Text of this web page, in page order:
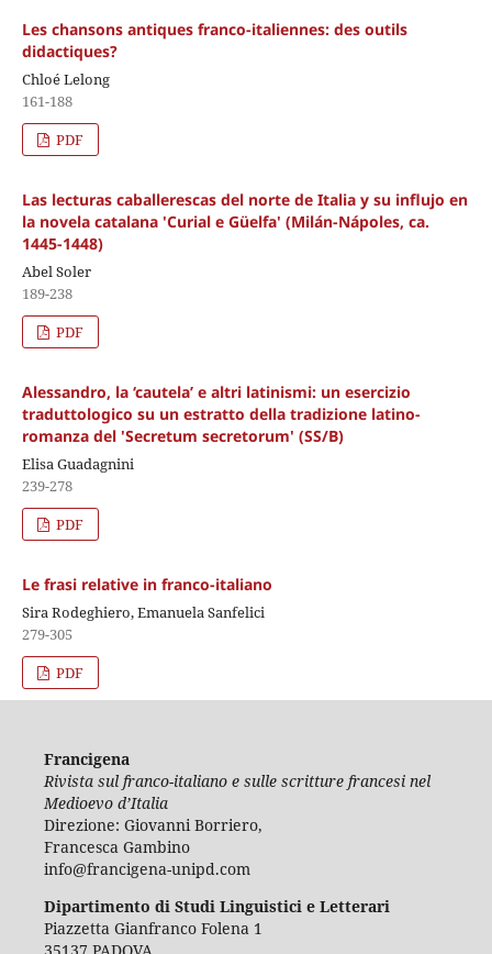
Les chansons antiques franco-italiennes: des outils
didactiques?
Chloé Lelong
161-188
PDF
Las lecturas caballerescas del norte de Italia y su influjo en
la novela catalana 'Curial e Güelfa' (Milán-Nápoles, ca.
1445-1448)
Abel Soler
189-238
PDF
Alessandro, la ‘cautela’ e altri latinismi: un esercizio
traduttologico su un estratto della tradizione latino-
romanza del 'Secretum secretorum' (SS/B)
Elisa Guadagnini
239-278
PDF
Le frasi relative in franco-italiano
Sira Rodeghiero, Emanuela Sanfelici
279-305
PDF
Francigena
Rivista sul franco-italiano e sulle scritture francesi nel
Medioevo d’Italia
Direzione: Giovanni Borriero,
Francesca Gambino
info@francigena-unipd.com
Dipartimento di Studi Linguistici e Letterari
Piazzetta Gianfranco Folena 1